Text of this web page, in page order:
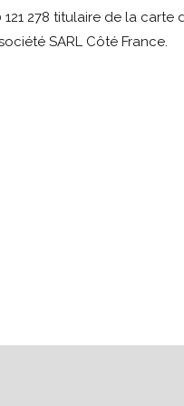
278 titulaire de la carte
SARL Côté France.